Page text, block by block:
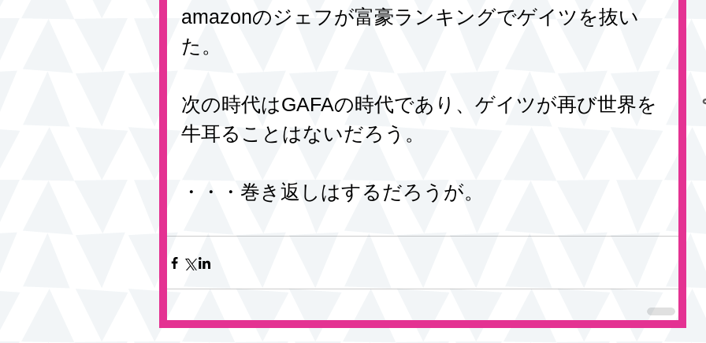
amazonのジェフが富豪ランキングでゲイツを抜い
た。
次の時代はGAFAの時代であり、ゲイツが再び世界を
牛耳ることはないだろう。
・・・巻き返しはするだろうが。